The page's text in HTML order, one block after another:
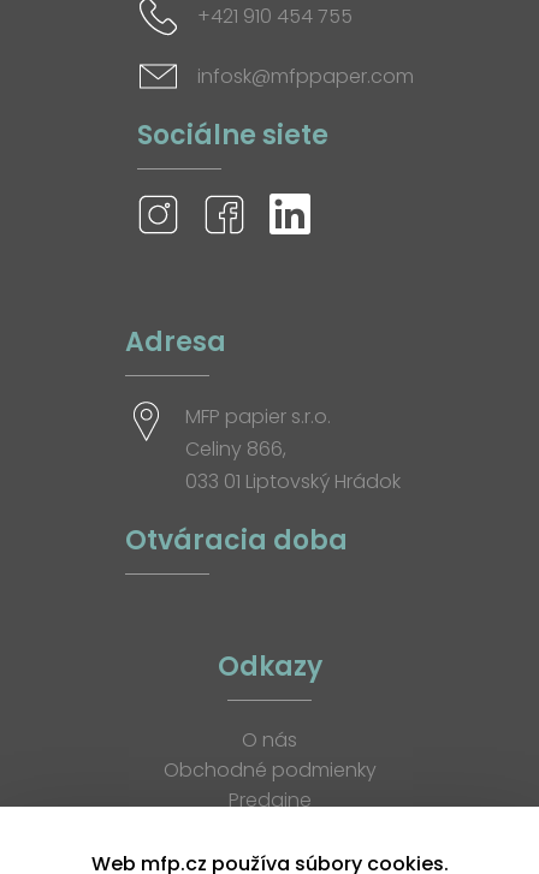
+421 910 454 755
infosk@mfppaper.com
Sociálne siete
Adresa
MFP papier s.r.o.
Celiny 866,
033 01 Liptovský Hrádok
Otváracia doba
Odkazy
O nás
Obchodné podmienky
Predajne
K stiahnutiu
Web mfp.cz používa súbory cookies.